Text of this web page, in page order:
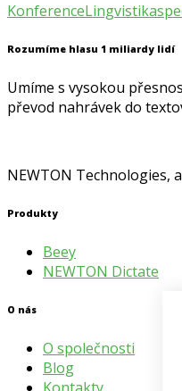
KonferenceLingvistika
Rozumíme hlasu 1 miliardy lidí
Umíme s vysokou
převod nahrávek do
NEWTON Technologies,
Produkty
Beey
NEWTON Dictate
O nás
O společnosti
Blog